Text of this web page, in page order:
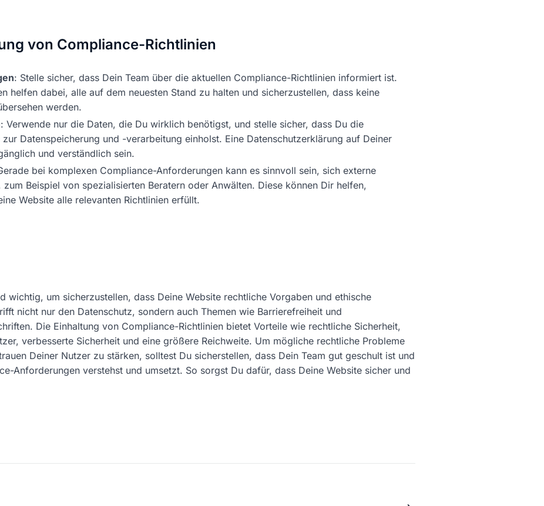
von Compliance-Richtlinien
: Stelle sicher, dass Dein Team über die aktuellen Compliance-Richtlinien informiert ist.
helfen dabei, alle auf dem neuesten Stand zu halten und sicherzustellen, dass keine
werden.
: Verwende nur die Daten, die Du wirklich benötigst, und stelle sicher, dass Du die
Datenspeicherung und -verarbeitung einholst. Eine Datenschutzerklärung auf Deiner
und verständlich sein.
bei komplexen Compliance-Anforderungen kann es sinnvoll sein, sich externe
Beispiel von spezialisierten Beratern oder Anwälten. Diese können Dir helfen,
Website alle relevanten Richtlinien erfüllt.
wichtig, um sicherzustellen, dass Deine Website rechtliche Vorgaben und ethische
nicht nur den Datenschutz, sondern auch Themen wie Barrierefreiheit und
Die Einhaltung von Compliance-Richtlinien bietet Vorteile wie rechtliche Sicherheit,
verbesserte Sicherheit und eine größere Reichweite. Um mögliche rechtliche Probleme
Deiner Nutzer zu stärken, solltest Du sicherstellen, dass Dein Team gut geschult ist und
Anforderungen verstehst und umsetzt. So sorgst Du dafür, dass Deine Website sicher und